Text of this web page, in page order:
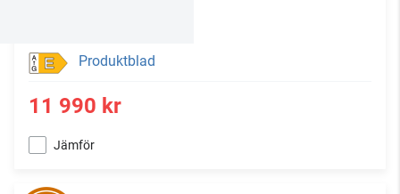
E Produktblad
11 990 kr
Jämför